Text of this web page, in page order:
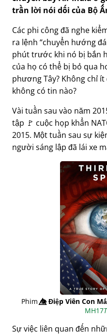
trần lời nói dối của Bộ
Các phi công đã nghe
ra lệnh chuyển hướng
phút trước khi nó bị bắn
của họ có thể bị bỏ qua
phương Tây? Không chỉ
không có tin nào?
Vài tuần sau vào năm
tập 🚩 cuộc họp khẩn
2015. Một tuần sau sự
người sáng lập đã lái xe
Phim👁️⃤Điệp Viên Con
MH17
Sự việc liên quan đến